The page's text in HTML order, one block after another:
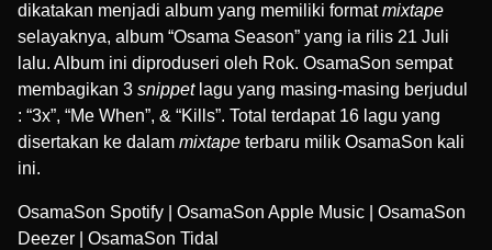
dikatakan menjadi album yang memiliki formatmixtape
selayaknya, album “Osama Season” yang ia rilis 21 Juli
lalu. Album ini diproduseri oleh Rok. OsamaSon sempat
membagikan 3 snippet lagu yang masing-masing berjudul
: “3x”, “Me When”, & “Kills”. Total terdapat 16 lagu yang
disertakan ke dalam mixtape terbaru milik OsamaSon kali
ini.
OsamaSon Spotify OsamaSon Apple Music
OsamaSon
Deezer
OsamaSon Tidal